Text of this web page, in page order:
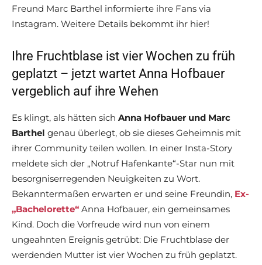
Freund Marc Barthel informierte ihre Fans via
Instagram. Weitere Details bekommt ihr hier!
Ihre Fruchtblase ist vier Wochen zu früh
geplatzt – jetzt wartet Anna Hofbauer
vergeblich auf ihre Wehen
Es klingt, als hätten sich Anna Hofbauer und Marc
Barthel genau überlegt, ob sie dieses Geheimnis mit
ihrer Community teilen wollen. In einer Insta-Story
meldete sich der „Notruf Hafenkante“-Star nun mit
besorgniserregenden Neuigkeiten zu Wort.
Bekanntermaßen erwarten er und seine Freundin, Ex-
„Bachelorette“ Anna Hofbauer, ein gemeinsames
Kind. Doch die Vorfreude wird nun von einem
ungeahnten Ereignis getrübt: Die Fruchtblase der
werdenden Mutter ist vier Wochen zu früh geplatzt.